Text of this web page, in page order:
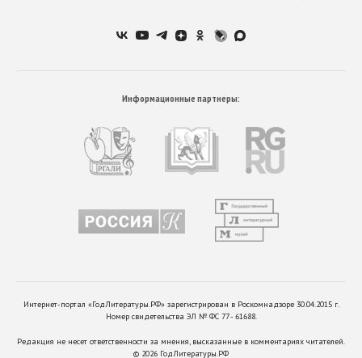
Информационные партнеры:
Интернет-портал «ГодЛитературы.РФ» зарегистрирован в Роскомнадзоре 30.04.2015 г.
Номер свидетельства ЭЛ № ФС 77 - 61688.
Редакция не несет ответственности за мнения, высказанные в комментариях читателей.
© 2026 ГодЛитературы.РФ